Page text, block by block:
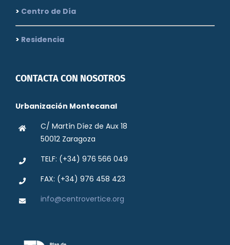
> Centro de Día
> Residencia
CONTACTA CON NOSOTROS
Urbanización Montecanal
C/ Martín Díez de Aux 18
50012 Zaragoza
TELF: (+34) 976 566 049
FAX: (+34) 976 458 423
info@centrovertice.org